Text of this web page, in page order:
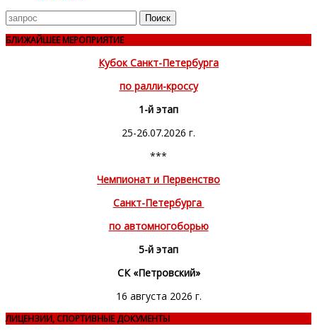
Поиск
для
БЛИЖАЙШЕЕ МЕРОПРИЯТИЕ
Кубок Санкт-Петербурга
по ралли-кроссу
1-й этап
25-26.07.2026 г.
***
Чемпионат и Первенство
Санкт-Петербурга
по автомногоборью
5-й этап
СК «Петровский»
16 августа 2026 г.
ЛИЦЕНЗИИ, СПОРТИВНЫЕ ДОКУМЕНТЫ